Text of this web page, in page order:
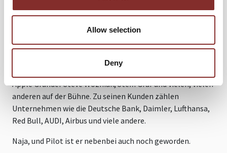
Allow selection
Deny
Seit der Begegnung mit diesem Fliegerarzt sind viele
3.500 Veranstaltungen vor Hunderttausenden von
Menschen gesprochen. Er pendelt zwischen Berlin und Los
Angeles, war Präsident der German Speakers Association,
Apple Gründer Steve Wozniak, Steffi Graf und vielen, vielen
anderen auf der Bühne. Zu seinen Kunden zählen
Unternehmen wie die Deutsche Bank, Daimler, Lufthansa,
Red Bull, AUDI, Airbus und viele andere.
Naja, und Pilot ist er nebenbei auch noch geworden.